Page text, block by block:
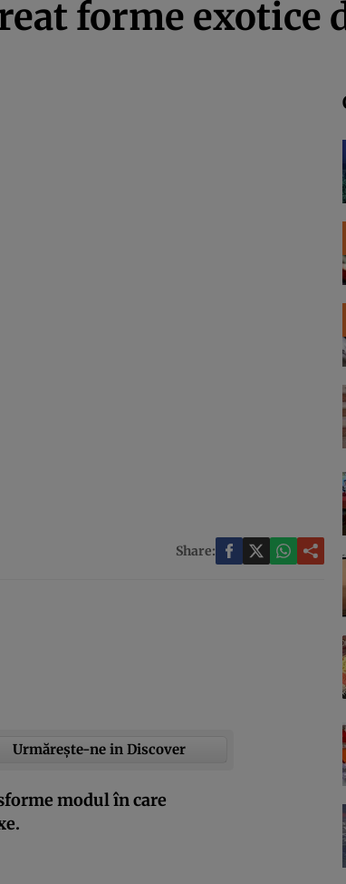
forme exotice
Share:
Urmărește-ne in Discover
modul în care